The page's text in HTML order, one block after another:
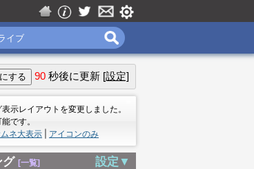
90 秒後に更新 [設定]
示レイアウトを変更しました。
です。
ネ大表示 アイコンのみ
グ [一覧] 設定▼